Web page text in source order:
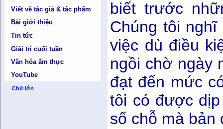
Viết về tác giả & tác phẩm
Bài giới thiệu
Tin tức
Giải trí cuối tuần
Văn hóa ẩm thực
YouTube
Chữ lớn
biết trước
Chúng tôi
việc dù điều
ngồi chờ ngày
đạt đến mức
tôi có được
số chỗ mà bản